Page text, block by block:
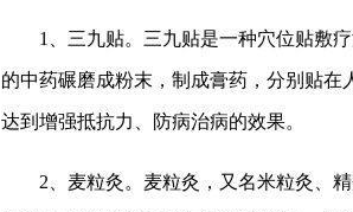
1、三九贴。三九贴是一种穴位贴敷
的中药碾磨成粉末，制成膏药，分别贴
达到增强抵抗力、防病治病的效果。
2、麦粒灸。麦粒灸，又名米粒灸、